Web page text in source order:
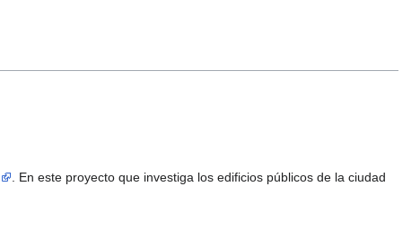
. En este proyecto que investiga los edificios públicos de la ciudad